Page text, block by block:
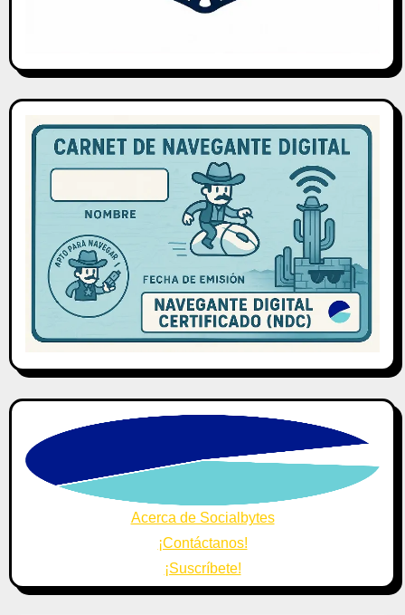
Acerca de Socialbytes
¡Contáctanos!
¡Suscríbete!